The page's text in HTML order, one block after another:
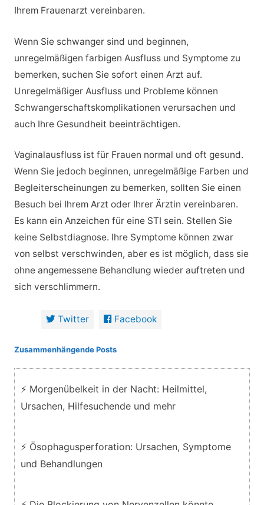
Ihrem Frauenarzt vereinbaren.
Wenn Sie schwanger sind und beginnen,
unregelmäßigen farbigen Ausfluss und Symptome zu
bemerken, suchen Sie sofort einen Arzt auf.
Unregelmäßiger Ausfluss und Probleme können
Schwangerschaftskomplikationen verursachen und
auch Ihre Gesundheit beeinträchtigen.
Vaginalausfluss ist für Frauen normal und oft gesund.
Wenn Sie jedoch beginnen, unregelmäßige Farben und
Begleiterscheinungen zu bemerken, sollten Sie einen
Besuch bei Ihrem Arzt oder Ihrer Ärztin vereinbaren.
Es kann ein Anzeichen für eine STI sein. Stellen Sie
keine Selbstdiagnose. Ihre Symptome können zwar
von selbst verschwinden, aber es ist möglich, dass sie
ohne angemessene Behandlung wieder auftreten und
sich verschlimmern.
Twitter Facebook
Zusammenhängende Posts
⚡ Morgenübelkeit in der Nacht: Heilmittel,
Ursachen, Hilfesuchende und mehr
⚡ Ösophagusperforation: Ursachen, Symptome
und Behandlungen